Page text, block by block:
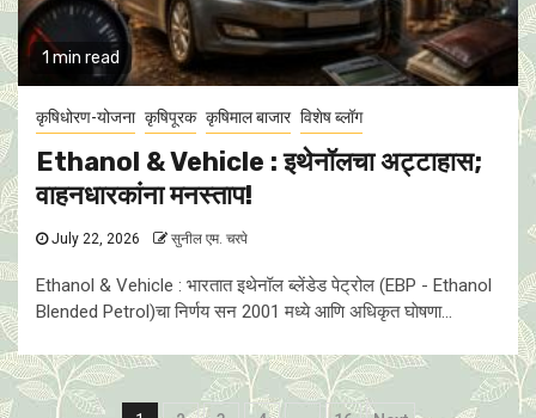
1 min read
कृषिधोरण-योजना कृषिपूरक कृषिमाल बाजार विशेष ब्लॉग
Ethanol & Vehicle : इथेनॉलचा अट्टाहास;
वाहनधारकांना मनस्ताप!
July 22, 2026 सुनील एम. चरपे
Ethanol & Vehicle : भारतात इथेनॉल ब्लेंडेड पेट्रोल (EBP - Ethanol
Blended Petrol)चा निर्णय सन 2001 मध्ये आणि अधिकृत घाेषणा...